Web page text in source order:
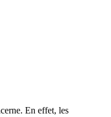
En effet, les